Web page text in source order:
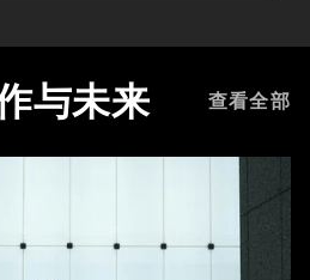
与未来 查看全部